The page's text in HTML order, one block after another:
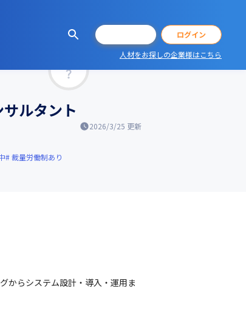
ログイン
人材をお探しの企業様はこちら
ルタント
2026/3/25 更新
裁量労働制あり
からシステム設計・導入・運用ま